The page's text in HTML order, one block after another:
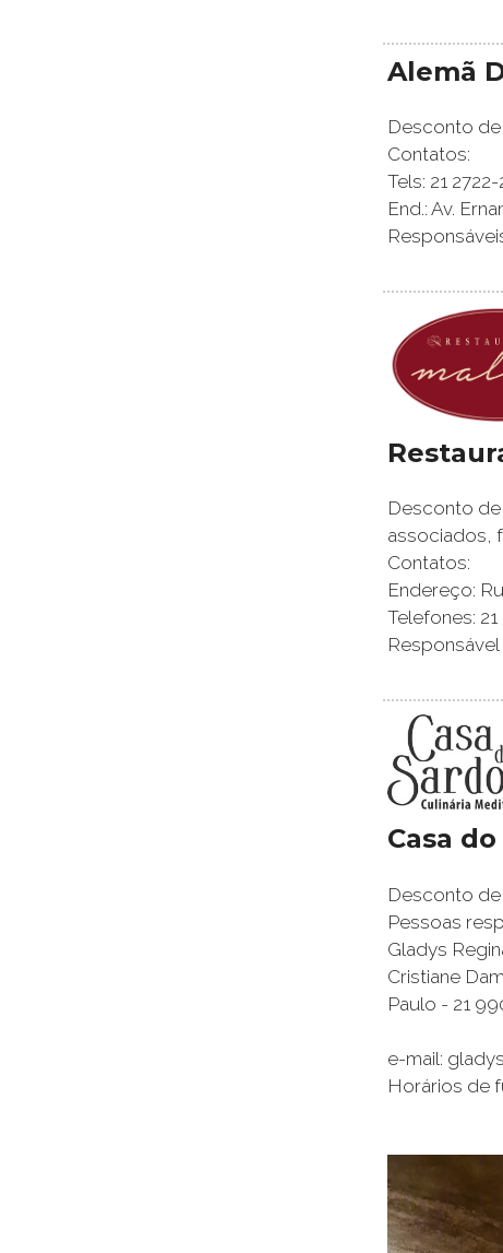
Alemã
Desconto
Contatos:
Tels: 21
End.: Av.
Desconto
associados,
Contatos:
Endereço:
Telefones:
Responsável
Casa
Desconto
Pessoas
Gladys
Cristiane
Paulo - 21
e-mail:
Horários de